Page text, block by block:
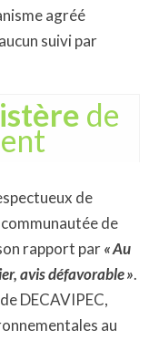
agréé
suivi par
de
de
de
rapport par« Au
avis défavorable ».
DECAVIPEC,
au